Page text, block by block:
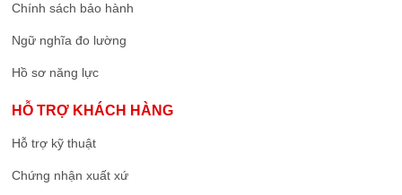
Chính sách bảo hành
Ngữ nghĩa đo lường
Hồ sơ năng lực
HỖ TRỢ KHÁCH HÀNG
Hỗ trợ kỹ thuật
Chứng nhận xuất xứ